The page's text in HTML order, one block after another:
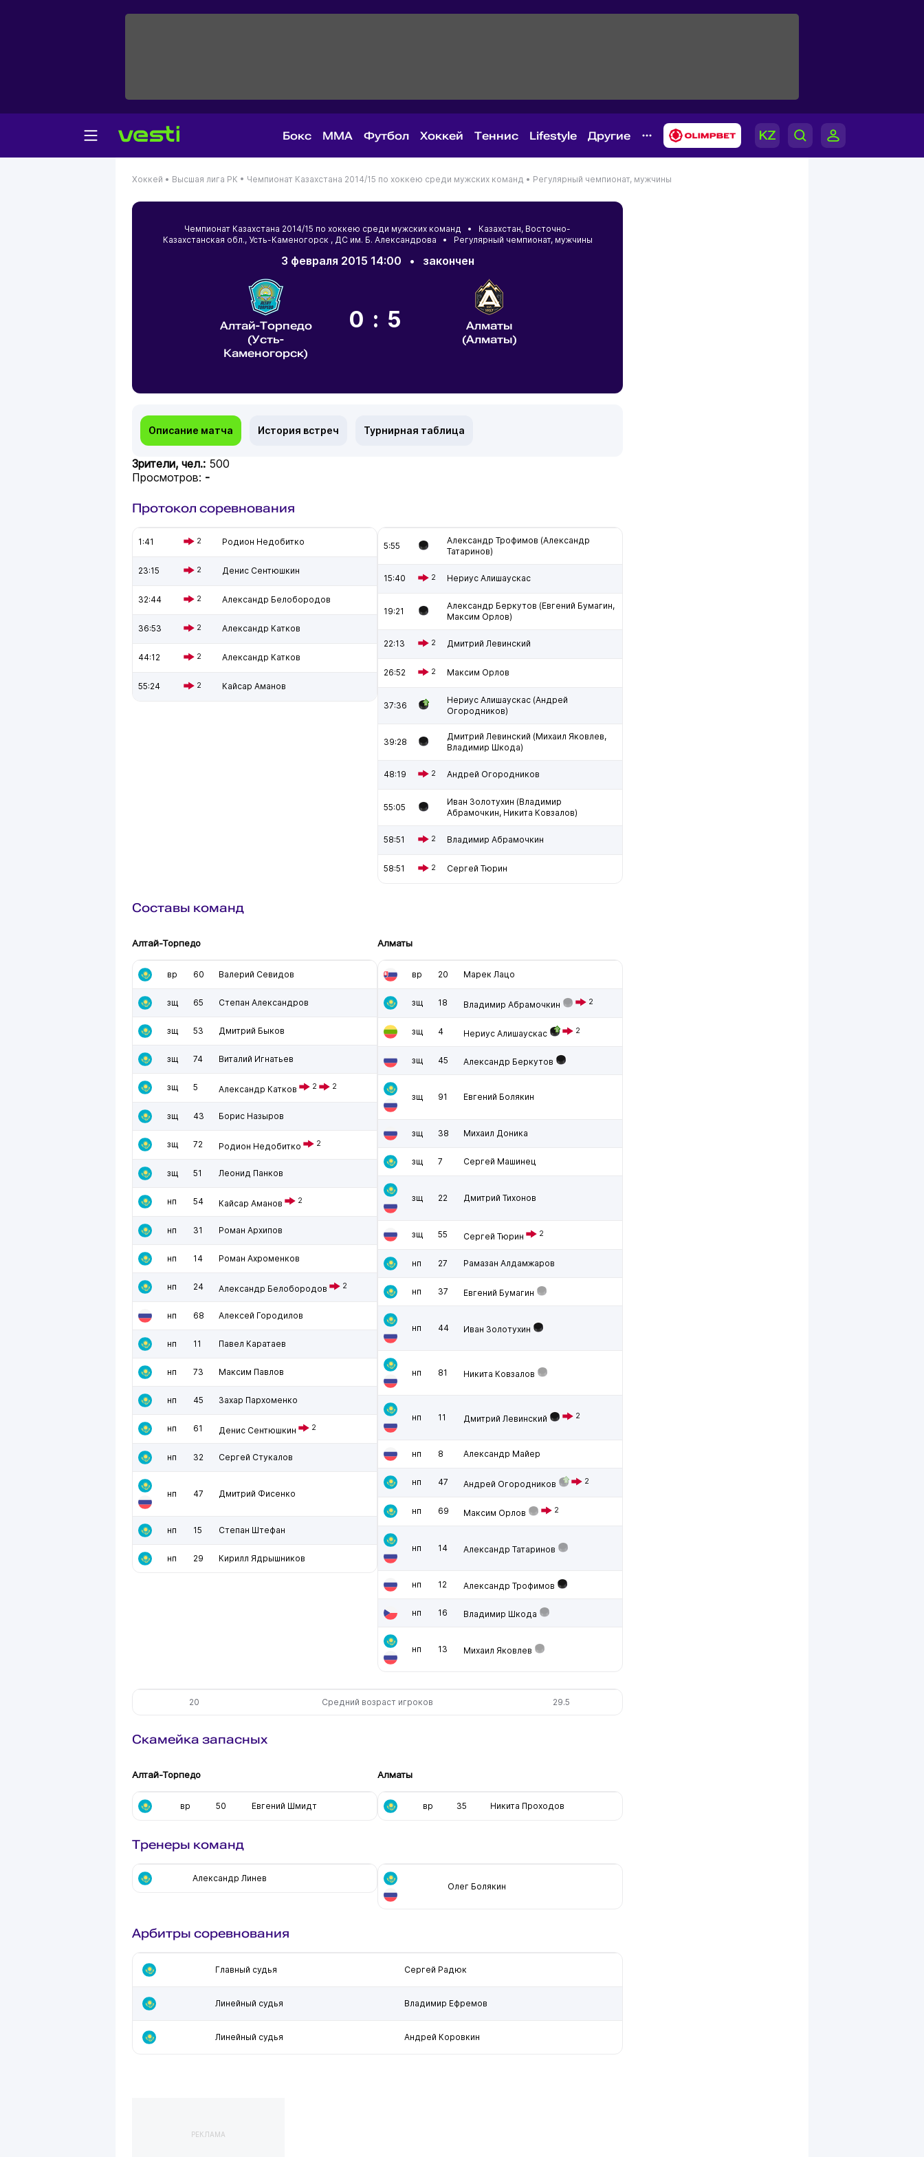
Бокс MMA Футбол Хоккей Теннис Lifestyle Другие
Хоккей • Высшая лига РК • Чемпионат Казахстана 2014/15 по хоккею среди мужских команд • Регулярный чемпионат, мужчины
Чемпионат Казахстана 2014/15 по хоккею среди мужских команд • Казахстан, Восточно-
Казахстанская обл., Усть-Каменогорск , ДС им. Б. Александрова • Регулярный чемпионат, мужчины
3 февраля 2015 14:00 • закончен
Алтай-Торпедо
(Усть-
Каменогорск)
0:5
Алматы
(Алматы)
Описание матча История встреч Турнирная таблица
Зрители, чел.: 500
Просмотров: -
Протокол соревнования
1:41 2 Родион Недобитко
23:15 2 Денис Сентюшкин
32:44 2 Александр Белобородов
36:53 2 Александр Катков
44:12 2 Александр Катков
55:24 2 Кайсар Аманов
5:55
Александр Трофимов (Александр
Татаринов)
15:40 2 Нериус Алишаускас
19:21
Александр Беркутов (Евгений Бумагин,
Максим Орлов)
22:13 2 Дмитрий Левинский
26:52 2 Максим Орлов
37:36
Нериус Алишаускас (Андрей
Огородников)
39:28
Дмитрий Левинский (Михаил Яковлев,
Владимир Шкода)
48:19 2 Андрей Огородников
55:05
Иван Золотухин (Владимир
Абрамочкин, Никита Ковзалов)
58:51 2 Владимир Абрамочкин
58:51 2 Сергей Тюрин
Составы команд
Алтай-Торпедо
вр 60 Валерий Севидов
зщ 65 Степан Александров
зщ 53 Дмитрий Быков
зщ 74 Виталий Игнатьев
зщ 5 Александр Катков 2 2
зщ 43 Борис Назыров
зщ 72 Родион Недобитко 2
зщ 51 Леонид Панков
нп 54 Кайсар Аманов 2
нп 31 Роман Архипов
нп 14 Роман Ахроменков
нп 24 Александр Белобородов 2
нп 68 Алексей Городилов
нп 11 Павел Каратаев
нп 73 Максим Павлов
нп 45 Захар Пархоменко
нп 61 Денис Сентюшкин 2
нп 32 Сергей Стукалов
нп 47 Дмитрий Фисенко
нп 15 Степан Штефан
нп 29 Кирилл Ядрышников
Алматы
вр 20 Марек Лацо
зщ 18 Владимир Абрамочкин 2
зщ 4 Нериус Алишаускас 2
зщ 45 Александр Беркутов
зщ 91 Евгений Болякин
зщ 38 Михаил Доника
зщ 7 Сергей Машинец
зщ 22 Дмитрий Тихонов
зщ 55 Сергей Тюрин 2
нп 27 Рамазан Алдамжаров
нп 37 Евгений Бумагин
нп 44 Иван Золотухин
нп 81 Никита Ковзалов
нп 11 Дмитрий Левинский 2
нп 8 Александр Майер
нп 47 Андрей Огородников 2
нп 69 Максим Орлов 2
нп 14 Александр Татаринов
нп 12 Александр Трофимов
нп 16 Владимир Шкода
нп 13 Михаил Яковлев
20 Средний возраст игроков 29.5
Скамейка запасных
Алтай-Торпедо
вр 50 Евгений Шмидт
Алматы
вр 35 Никита Проходов
Тренеры команд
Александр Линев
Олег Болякин
Арбитры соревнования
Главный судья Сергей Радюк
Линейный судья Владимир Ефремов
Линейный судья Андрей Коровкин
РЕКЛАМА